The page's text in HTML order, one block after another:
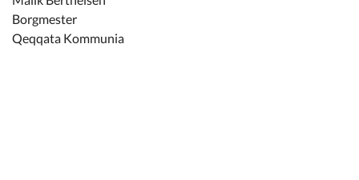
Borgmester
Qeqqata Kommunia